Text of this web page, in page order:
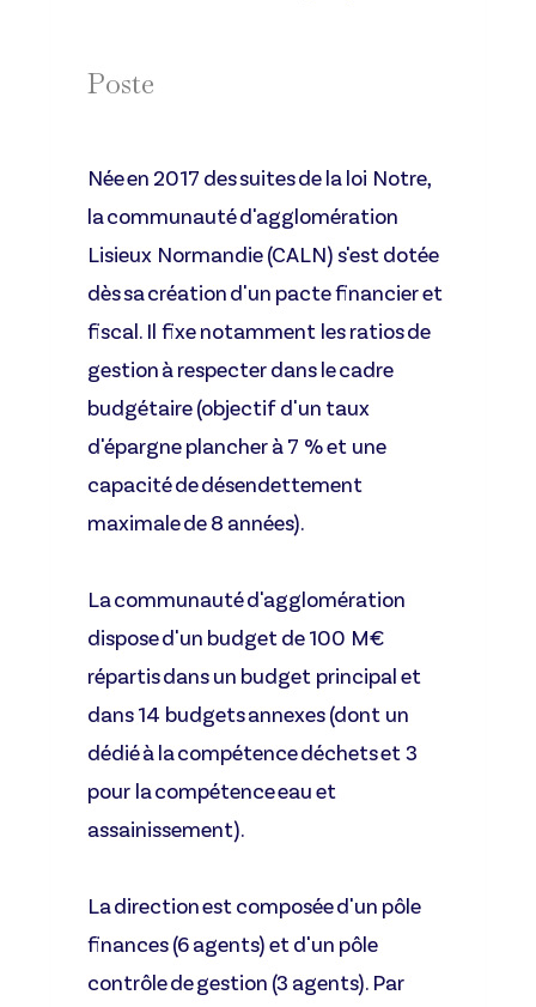
Poste
Née en 2017 des suites de la loi Notre,
la communauté d'agglomération
Lisieux Normandie (CALN) s'est dotée
dès sa création d'un pacte financier et
fiscal. Il fixe notamment les ratios de
gestion à respecter dans le cadre
budgétaire (objectif d'un taux
d'épargne plancher à 7 % et une
capacité de désendettement
maximale de 8 années).
La communauté d'agglomération
dispose d'un budget de 100 M€
répartis dans un budget principal et
dans 14 budgets annexes (dont un
dédié à la compétence déchets et 3
pour la compétence eau et
assainissement).
La direction est composée d'un pôle
finances (6 agents) et d'un pôle
contrôle de gestion (3 agents). Par